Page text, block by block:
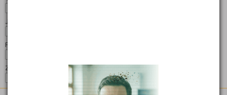
Jazyk:
Forma:
Zaměření: